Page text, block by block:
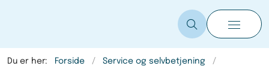
Du er her: Forside
Service og selvbetjening